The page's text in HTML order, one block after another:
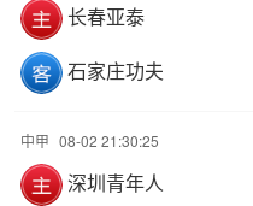
长春亚泰
石家庄功夫
中甲 08-02 21:30:25
深圳青年人